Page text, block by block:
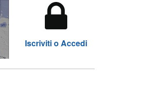
Iscriviti o Accedi